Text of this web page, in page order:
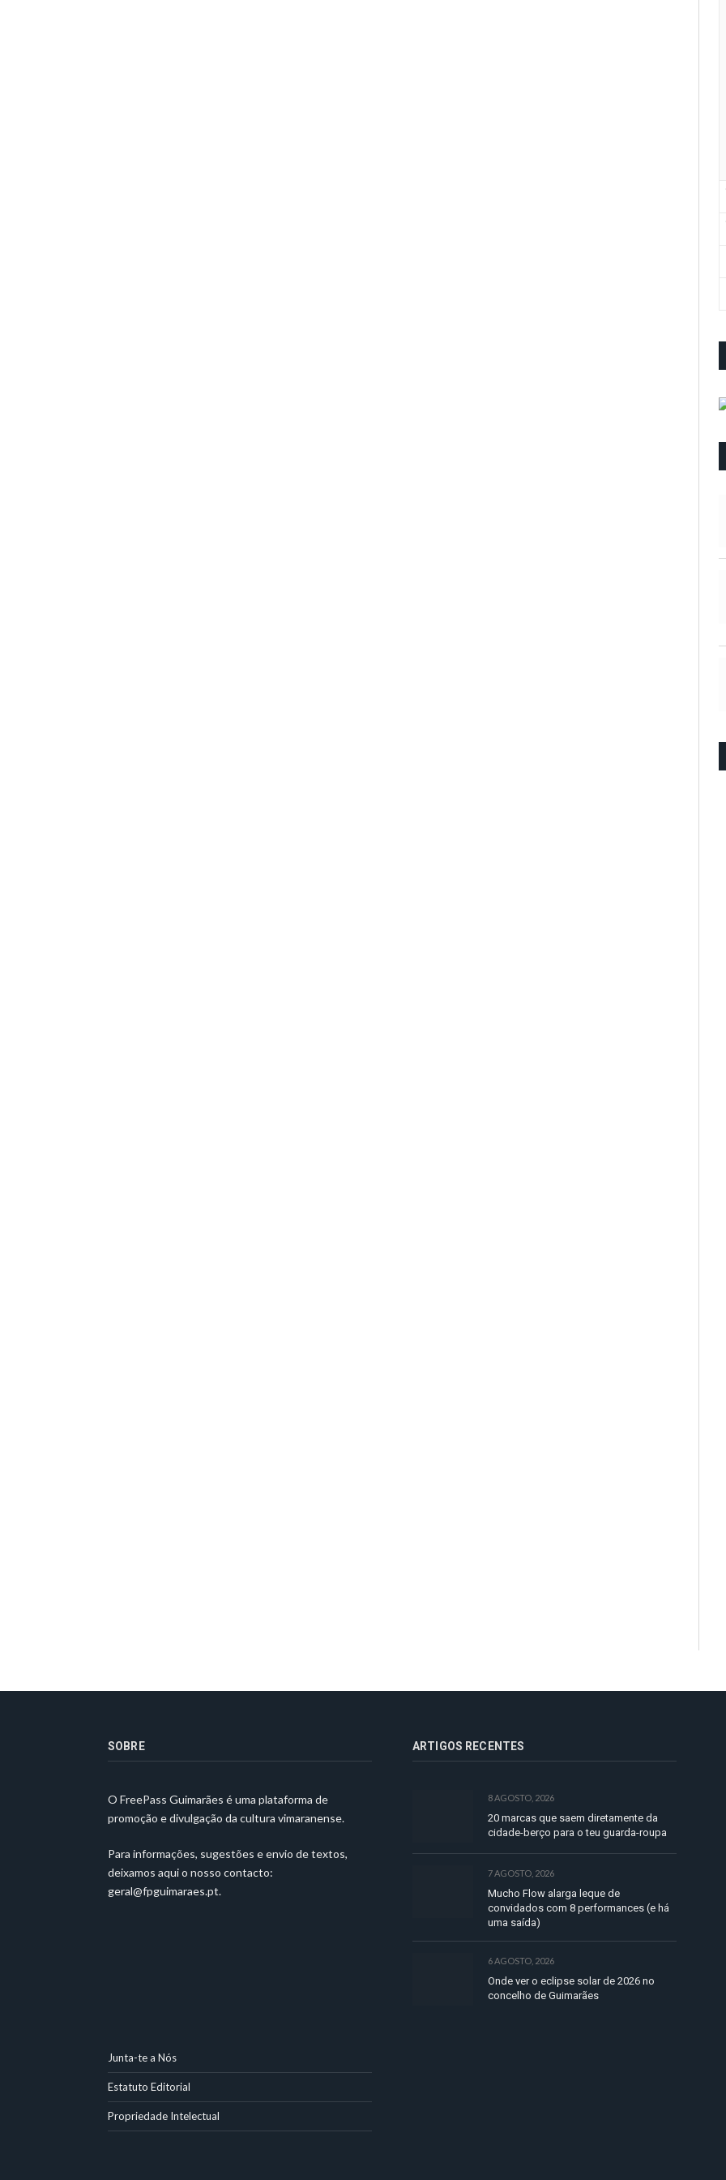
SOBRE
O FreePass Guimarães é uma plataforma de
promoção e divulgação da cultura vimaranense.
Para informações, sugestões e envio de textos,
deixamos aqui o nosso contacto:
geral@fpguimaraes.pt.
ARTIGOS RECENTES
8 AGOSTO, 2026
20 marcas que saem diretamente da
cidade-berço para o teu guarda-roupa
7 AGOSTO, 2026
Mucho Flow alarga leque de
convidados com 8 performances (e há
uma saída)
6 AGOSTO, 2026
Onde ver o eclipse solar de 2026 no
concelho de Guimarães
Junta-te a Nós
Estatuto Editorial
Propriedade Intelectual